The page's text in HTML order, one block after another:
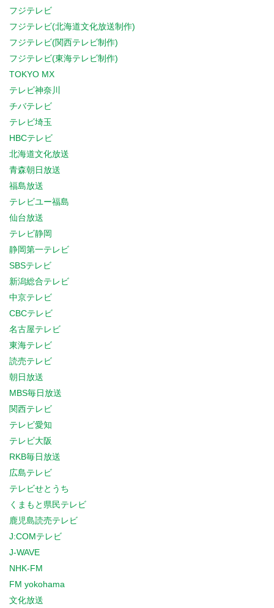
フジテレビ
フジテレビ(北海道文化放送制作)
フジテレビ(関西テレビ制作)
フジテレビ(東海テレビ制作)
TOKYO MX
テレビ神奈川
チバテレビ
テレビ埼玉
HBCテレビ
北海道文化放送
青森朝日放送
福島放送
テレビユー福島
仙台放送
テレビ静岡
静岡第一テレビ
SBSテレビ
新潟総合テレビ
中京テレビ
CBCテレビ
名古屋テレビ
東海テレビ
読売テレビ
朝日放送
MBS毎日放送
関西テレビ
テレビ愛知
テレビ大阪
RKB毎日放送
広島テレビ
テレビせとうち
くまもと県民テレビ
鹿児島読売テレビ
J:COMテレビ
J-WAVE
NHK-FM
FM yokohama
文化放送